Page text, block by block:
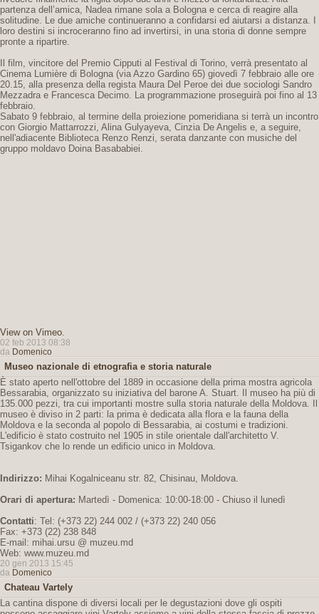
partenza dell’amica, Nadea rimane sola a Bologna e cerca di reagire alla
solitudine. Le due amiche continueranno a confidarsi ed aiutarsi a distanza. I
loro destini si incroceranno fino ad invertirsi, in una storia di donne sempre
pronte a ripartire.
Il film, vincitore del Premio Cipputi al Festival di Torino, verrà presentato al
Cinema Lumière di Bologna (via Azzo Gardino 65) giovedì 7 febbraio alle ore
20.15, alla presenza della regista Maura Del Peroe dei due sociologi Sandro
Mezzadra e Francesca Decimo. La programmazione proseguirà poi fino al 13
febbraio.
Sabato 9 febbraio, al termine della proiezione pomeridiana si terrà un incontro
con Giorgio Mattarrozzi, Alina Gulyayeva, Cinzia De Angelis e, a seguire,
nell'adiacente Biblioteca Renzo Renzi, serata danzante con musiche del
gruppo moldavo Doina Basababiei.
View on Vimeo.
02 feb 2013 08:38
da Domenico
Museo nazionale di etnografia e storia naturale
È stato aperto nell'ottobre del 1889 in occasione della prima mostra agricola
Bessarabia, organizzato su iniziativa del barone A. Stuart. Il museo ha più di
135.000 pezzi, tra cui importanti mostre sulla storia naturale della Moldova. Il
museo è diviso in 2 parti: la prima è dedicata alla flora e la fauna della
Moldova e la seconda al popolo di Bessarabia, ai costumi e tradizioni.
L'edificio è stato costruito nel 1905 in stile orientale dall'architetto V.
Tsigankov che lo rende un edificio unico in Moldova.
Indirizzo: Mihai Kogalniceanu str. 82, Chisinau, Moldova.
Orari di apertura: Martedì - Domenica: 10:00-18:00 - Chiuso il lunedì
Contatti: Tel: (+373 22) 244 002 / (+373 22) 240 056
Fax: +373 (22) 238 848
E-mail: mihai.ursu @ muzeu.md
Web: www.muzeu.md
20 gen 2013 15:45
da Domenico
Chateau Vartely
La cantina dispone di diversi locali per le degustazioni dove gli ospiti